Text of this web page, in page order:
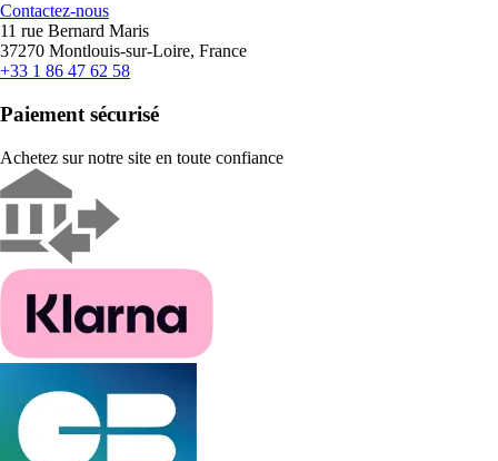
Contactez-nous
11 rue Bernard Maris
37270 Montlouis-sur-Loire, France
+33 1 86 47 62 58
Paiement sécurisé
Achetez sur notre site en toute confiance